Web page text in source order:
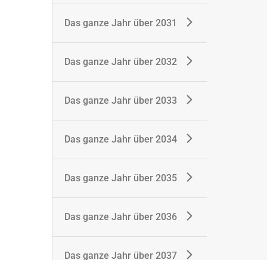
Das ganze Jahr über 2031
Das ganze Jahr über 2032
Das ganze Jahr über 2033
Das ganze Jahr über 2034
Das ganze Jahr über 2035
Das ganze Jahr über 2036
Das ganze Jahr über 2037